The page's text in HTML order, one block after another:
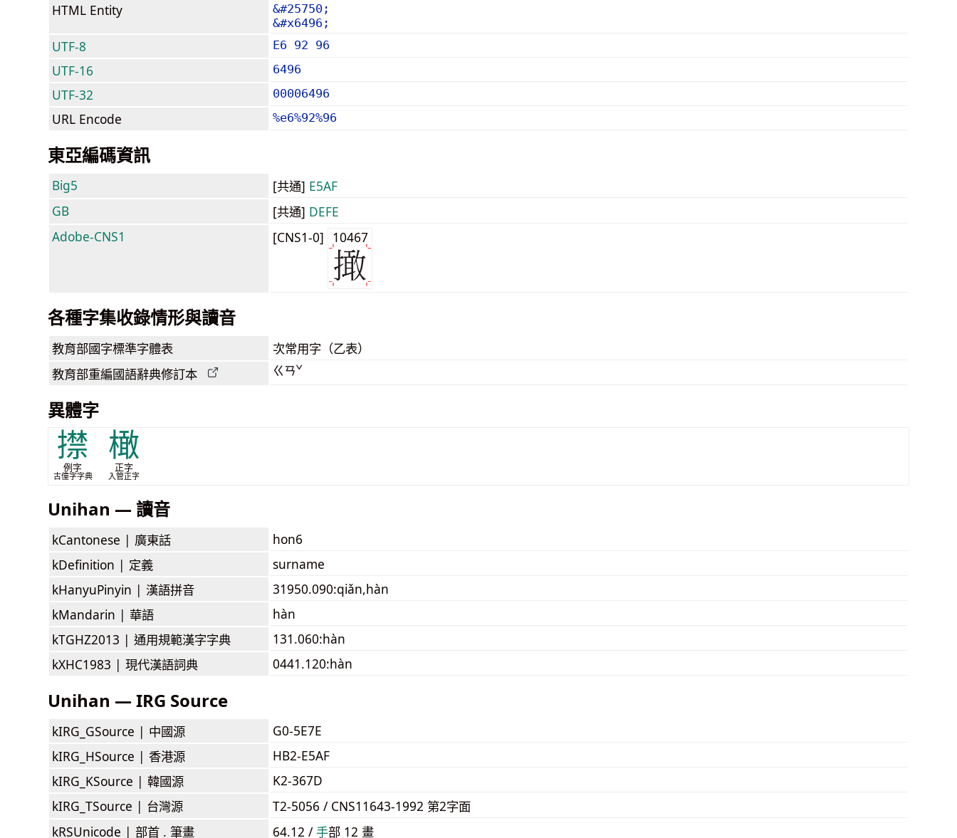
HTML Entity
&#25750;
&#x6496;
UTF-8 E6 92 96
UTF-16 6496
UTF-32 00006496
URL Encode %e6%92%96
東亞編碼資訊
Big5 [共通] E5AF
GB
[共通] DEFE
Adobe-CNS1
[CNS1-0] 10467
各種字集收錄情形與讀音
教育部國字標準字體表 次常用字（乙表）
教育部重編國語辭典修訂本 ㄍㄢˇ
異體字
㩒
例字
古僮字字典
橄
正字
入管正字
Unihan — 讀音
kCantonese | 廣東話
hon6
kDefinition | 定義
surname
kHanyuPinyin | 漢語拼音
31950.090:qiǎn,hàn
kMandarin | 華語
hàn
kTGHZ2013 | 通用規範漢字字典
131.060:hàn
kXHC1983 | 現代漢語詞典 0441.120:hàn
Unihan — IRG Source
kIRG_GSource | 中國源
G0-5E7E
kIRG_HSource | 香港源
HB2-E5AF
kIRG_KSource | 韓國源
K2-367D
kIRG_TSource | 台灣源
T2-5056 / CNS11643-1992 第2字面
kRSUnicode | 部首 . 筆畫 64.12 /⼿部 12 畫